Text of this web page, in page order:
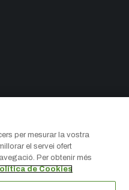
per mesurar la vostra
el servei ofert
Per obtenir més
de Cookies